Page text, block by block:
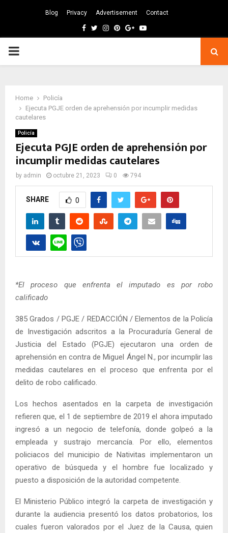
Blog Privacy Advertisement Contact
Facebook
TwitterInstagram
Pinterest
GoogleYoutube
PRIMARY
Home
Policía
Ejecuta PGJE orden de aprehensión por incumplir medidas
cautelares
Policía
Ejecuta PGJE orden de aprehensión por
incumplir medidas cautelares
by admin octubre 21, 2023 0 794
SHARE 0
*El proceso que enfrenta el imputado es por robo
calificado
385 Grados / PGJE / REDACCIÓN / Elementos de la Policía
de Investigación adscritos a la Procuraduría General de
Justicia del Estado (PGJE) ejecutaron una orden de
aprehensión en contra de Miguel Ángel N., por incumplir las
medidas cautelares en el proceso que enfrenta por el
delito de robo calificado.
Los hechos asentados en la carpeta de investigación
refieren que, el 1 de septiembre de 2019 el ahora imputado
ingresó a un negocio de telefonía, donde golpeó a la
empleada y sustrajo mercancía. Por ello, elementos
policiacos del municipio de Nativitas implementaron un
operativo de búsqueda y el hombre fue localizado y
puesto a disposición de la autoridad competente.
El Ministerio Público integró la carpeta de investigación y
durante la audiencia presentó los datos probatorios, los
cuales fueron valorados por el Juez de la Causa, quien